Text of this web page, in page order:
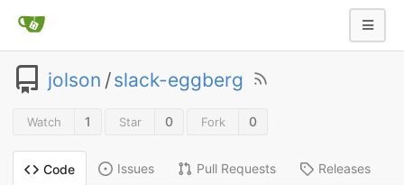
jolson /slack-eggberg
Watch 1 Star 0 Fork 0
Code Issues Pull Requests Releases